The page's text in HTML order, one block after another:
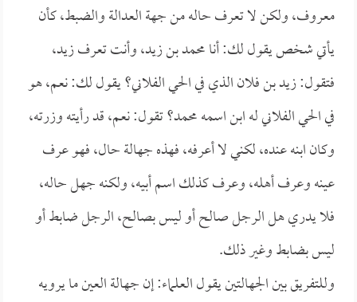
معروف، ولكن لا تعرف حاله من جهة العدالة والضبط، كأن
يأتي شخص يقول لك: أنا محمد بن زيد، وأنت تعرف زيد،
فتقول: زيد بن فلان الذي في الحي الفلاني؟ يقول لك: نعم، هو
في الحي الفلاني له ابن اسمه محمد؟ تقول: نعم، قد رأيته وزرته،
وكان ابنه عنده، لكني لا أعرفه، فهذه جهالة حال، فهو عرف
عينه وعرف أهله، وعرف كذلك اسم أبيه، ولكنه جهل حاله،
فلا يدري هل الرجل صالح أو ليس بصالح، الرجل ضابط أو
ليس بضابط وغير ذلك.
وللتفريق بين الجهالتين يقول العلماء: إن جهالة العين ما يرويه